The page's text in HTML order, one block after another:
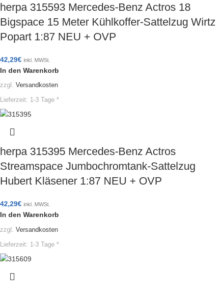
herpa 315593 Mercedes-Benz Actros 18
Bigspace 15 Meter Kühlkoffer-Sattelzug Wirtz
Popart 1:87 NEU + OVP
42,29€ inkl. MWSt.
In den Warenkorb
zzgl. Versandkosten
Lieferzeit: 1-3 Tage *
herpa 315395 Mercedes-Benz Actros
Streamspace Jumbochromtank-Sattelzug
Hubert Kläsener 1:87 NEU + OVP
42,29€ inkl. MWSt.
In den Warenkorb
zzgl. Versandkosten
Lieferzeit: 1-3 Tage *